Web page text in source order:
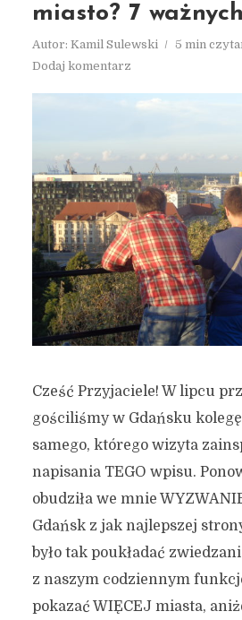
miasto? 7
Autor: Kamil Sulewski
5 min
Dodaj komentarz
Cześć Przyjaciele! W lipcu
gościliśmy w Gdańsku
samego, którego wizyta
napisania TEGO wpisu.
obudziła we mnie
Gdańsk z jak najlepszej
było tak poukładać
z naszym codziennym
pokazać WIĘCEJ miasta,